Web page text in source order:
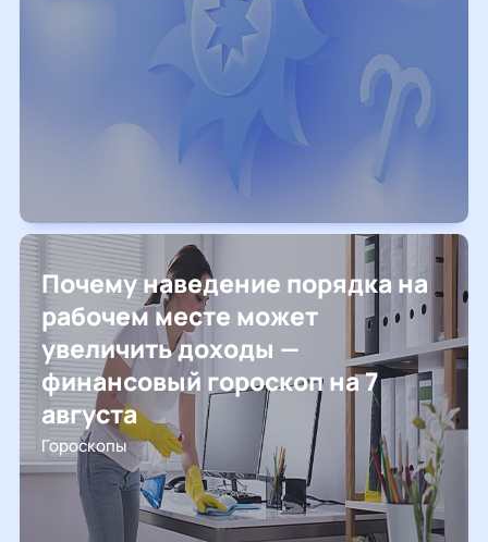
Почему наведение порядка на
рабочем месте может
увеличить доходы —
финансовый гороскоп на 7
августа
Гороскопы